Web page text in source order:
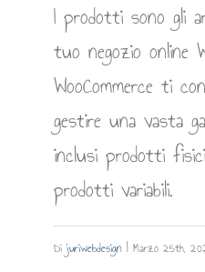
I prodotti sono gli
tuo negozio online
WooCommerce ti
gestire una vasta
inclusi prodotti
prodotti variabili.
Dijuriwebdesign | Marzo 25th,